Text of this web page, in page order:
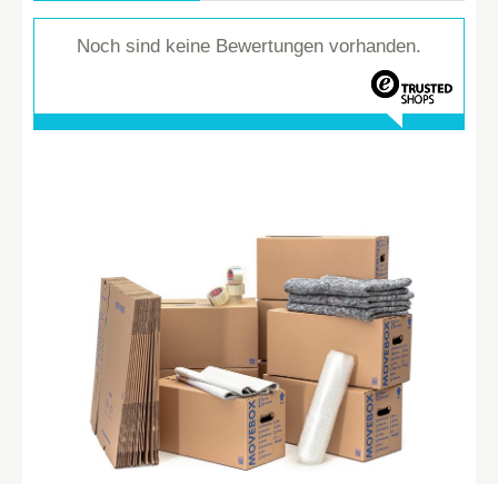
Noch sind keine Bewertungen vorhanden.